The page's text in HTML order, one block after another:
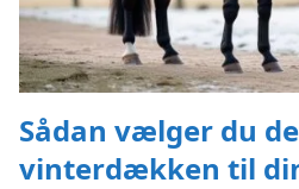
Sådan vælger du
vinterdækken til